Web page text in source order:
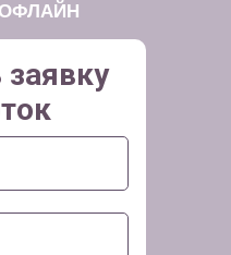
заявку